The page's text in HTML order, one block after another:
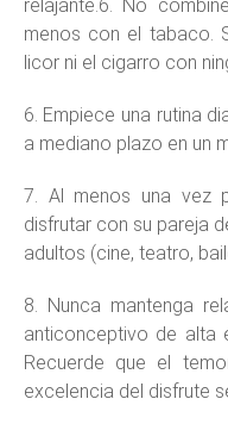
relajante.6. No
menos con el tabaco.
licor ni el cigarro con
6. Empiece una rutina
a mediano plazo en un
7. Al menos una vez
disfrutar con su pareja
adultos (cine, teatro,
8. Nunca mantenga
anticonceptivo de alta
Recuerde que el
excelencia del disfrute